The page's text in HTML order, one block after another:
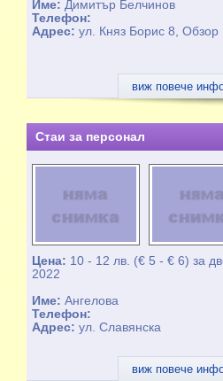
Име: Димитър Белчинов
Телефон:
Адрес:ул. Княз Борис 8, Обзор
виж повече
Стаи за персонал
Цена: 10 - 12 лв. (€ 5 - € 6) за
2022
Име:Ангелова
Телефон:
Адрес:ул. Славянска
виж повече